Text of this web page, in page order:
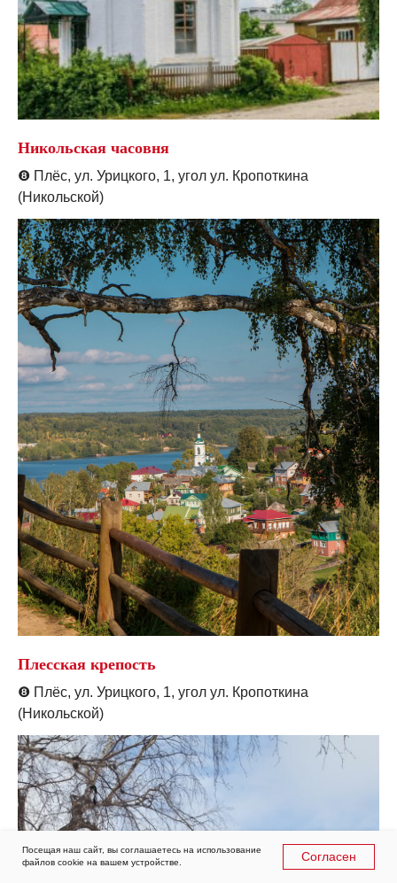
Никольская часовня
❽ Плёс, ул. Урицкого, 1, угол ул. Кропоткина
(Никольской)
Плесская крепость
❽ Плёс, ул. Урицкого, 1, угол ул. Кропоткина
(Никольской)
Посещая наш сайт, вы соглашаетесь на использование
файлов cookie на вашем устройстве.
Согласен